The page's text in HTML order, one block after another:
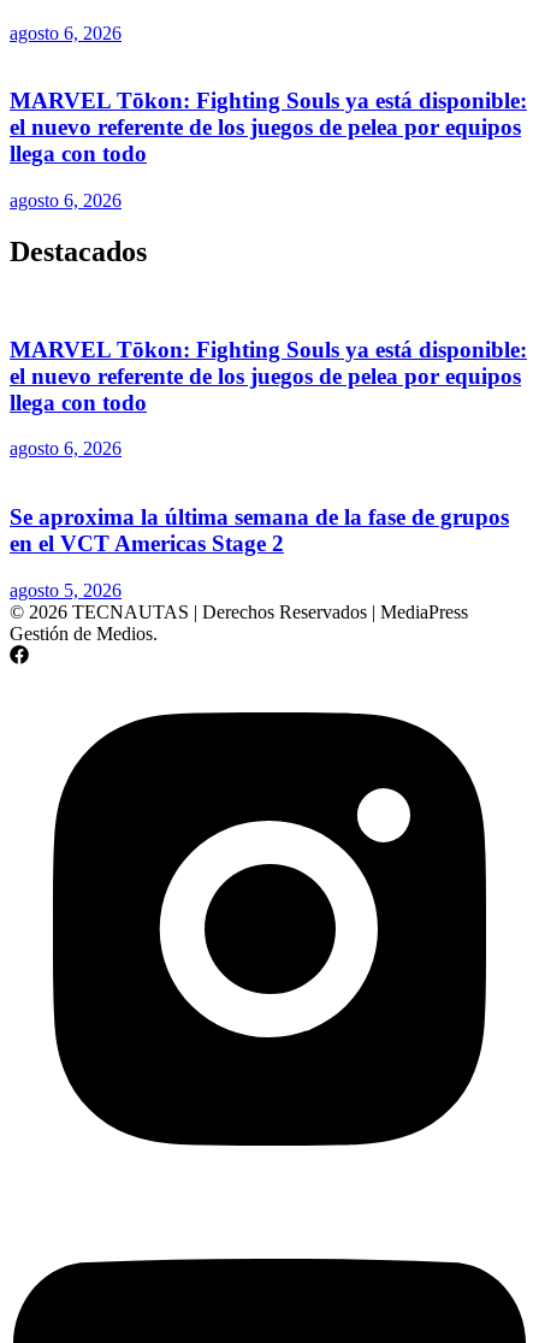
agosto 6, 2026
MARVEL Tōkon: Fighting Souls ya está disponible:
el nuevo referente de los juegos de pelea por equipos
llega con todo
agosto 6, 2026
Destacados
MARVEL Tōkon: Fighting Souls ya está disponible:
el nuevo referente de los juegos de pelea por equipos
llega con todo
agosto 6, 2026
Se aproxima la última semana de la fase de grupos
en el VCT Americas Stage 2
agosto 5, 2026
© 2026 TECNAUTAS | Derechos Reservados | MediaPress
Gestión de Medios.